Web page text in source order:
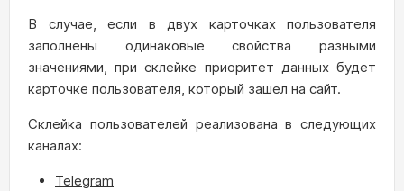
В случае, если в двух карточках пользователя
заполнены одинаковые свойства разными
значениями, при склейке приоритет данных будет
карточке пользователя, который зашел на сайт.
Склейка пользователей реализована в следующих
каналах:
Telegram